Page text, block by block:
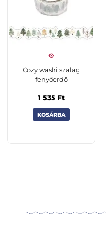
Cozy washi szalag
fenyőerdő
1 535 Ft
KOSÁRBA